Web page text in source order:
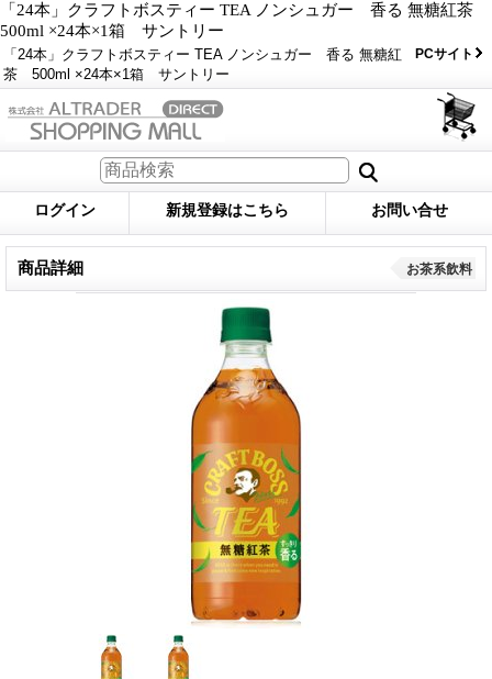
「24本」クラフトボスティー TEA ノンシュガー 香る 無糖紅茶
500ml ×24本×1箱 サントリー
「24本」クラフトボスティー TEA ノンシュガー 香る 無糖紅
茶 500ml ×24本×1箱 サントリー
PCサイト
ログイン 新規登録はこちら お問い合せ
商品詳細 お茶系飲料